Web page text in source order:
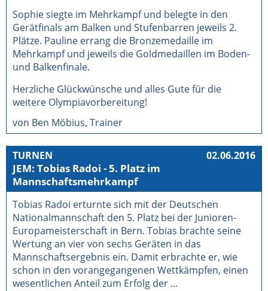
Sophie siegte im Mehrkampf und belegte in den
Gerätfinals am Balken und Stufenbarren jeweils 2.
Plätze. Pauline errang die Bronzemedaille im
Mehrkampf und jeweils die Goldmedaillen im Boden-
und Balkenfinale.
Herzliche Glückwünsche und alles Gute für die
weitere Olympiavorbereitung!
von Ben Möbius, Trainer
02.06.2016
TURNEN
JEM: Tobias Radoi - 5. Platz im
Mannschaftsmehrkampf
Tobias Radoi erturnte sich mit der Deutschen
Nationalmannschaft den 5. Platz bei der Junioren-
Europameisterschaft in Bern. Tobias brachte seine
Wertung an vier von sechs Geräten in das
Mannschaftsergebnis ein. Damit erbrachte er, wie
schon in den vorangegangenen Wettkämpfen, einen
wesentlichen Anteil zum Erfolg der ...